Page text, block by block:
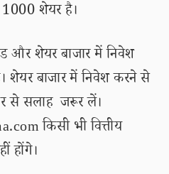
शेयर है।
शेयर बाजार में निवेश
शेयर बाजार में निवेश करने से
से सलाह जरूर लें।
किसी भी वित्तीय
होंगे।